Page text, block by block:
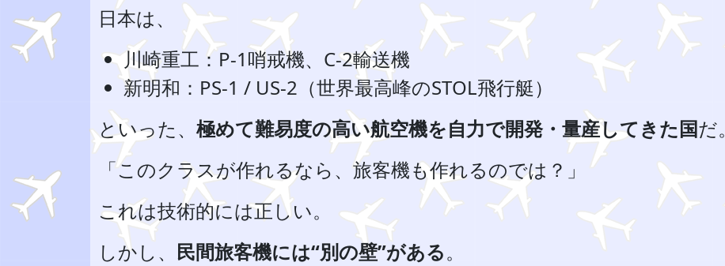
日本は、
川崎重工：P-1哨戒機、C-2輸送機
新明和：PS-1 / US-2（世界最高峰のSTOL飛行艇）
といった、 極めて難易度の高い航空機を自力で開発・量産してきた国だ。
「このクラスが作れるなら、旅客機も作れるのでは？」
これは技術的には正しい。
しかし、 民間旅客機には“別の壁”がある。